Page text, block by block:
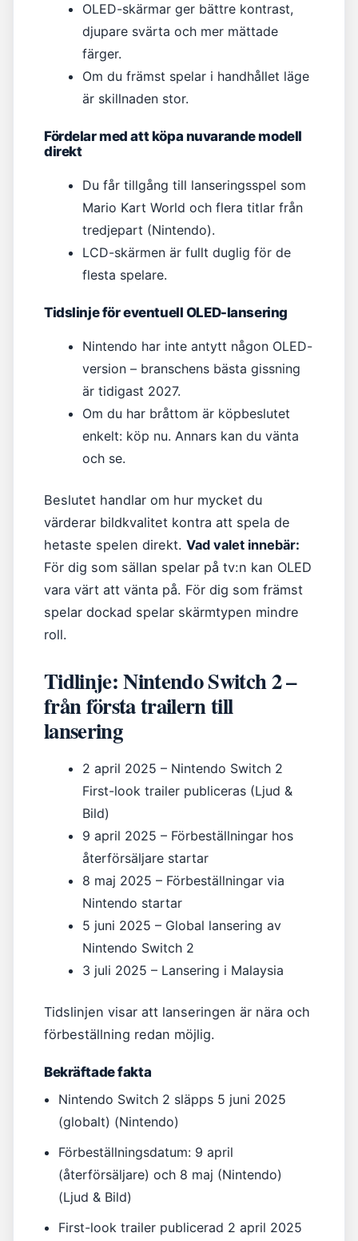
OLED-skärmar ger bättre kontrast,
djupare svärta och mer mättade
färger.
Om du främst spelar i handhållet läge
är skillnaden stor.
Fördelar med att köpa nuvarande modell
direkt
Du får tillgång till lanseringsspel som
Mario Kart World och flera titlar från
tredjepart (Nintendo).
LCD-skärmen är fullt duglig för de
flesta spelare.
Tidslinje för eventuell OLED-lansering
Nintendo har inte antytt någon OLED-
version – branschens bästa gissning
är tidigast 2027.
Om du har bråttom är köpbeslutet
enkelt: köp nu. Annars kan du vänta
och se.
Beslutet handlar om hur mycket du
värderar bildkvalitet kontra att spela de
hetaste spelen direkt. Vad valet innebär:
För dig som sällan spelar på tv:n kan OLED
vara värt att vänta på. För dig som främst
spelar dockad spelar skärmtypen mindre
roll.
Tidlinje: Nintendo Switch 2 –
från första trailern till
lansering
2 april 2025 – Nintendo Switch 2
First-look trailer publiceras (Ljud &
Bild)
9 april 2025 – Förbeställningar hos
återförsäljare startar
8 maj 2025 – Förbeställningar via
Nintendo startar
5 juni 2025 – Global lansering av
Nintendo Switch 2
3 juli 2025 – Lansering i Malaysia
Tidslinjen visar att lanseringen är nära och
förbeställning redan möjlig.
Bekräftade fakta
Nintendo Switch 2 släpps 5 juni 2025
(globalt) (Nintendo)
Förbeställningsdatum: 9 april
(återförsäljare) och 8 maj (Nintendo)
(Ljud & Bild)
First-look trailer publicerad 2 april 2025